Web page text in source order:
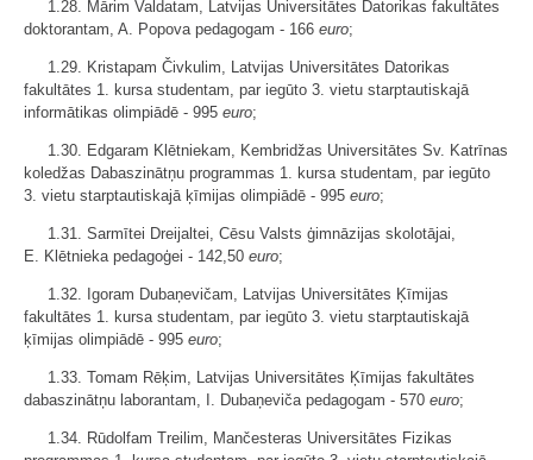
1.28. Mārim Valdatam, Latvijas Universitātes Datorikas fakultātes
doktorantam, A. Popova pedagogam - 166 euro;
1.29. Kristapam Čivkulim, Latvijas Universitātes Datorikas
fakultātes 1. kursa studentam, par iegūto 3. vietu starptautiskajā
informātikas olimpiādē - 995 euro;
1.30. Edgaram Klētniekam, Kembridžas Universitātes Sv. Katrīnas
koledžas Dabaszinātņu programmas 1. kursa studentam, par iegūto
3. vietu starptautiskajā ķīmijas olimpiādē - 995 euro;
1.31. Sarmītei Dreijaltei, Cēsu Valsts ģimnāzijas skolotājai,
E. Klētnieka pedagoģei - 142,50 euro;
1.32. Igoram Dubaņevičam, Latvijas Universitātes Ķīmijas
fakultātes 1. kursa studentam, par iegūto 3. vietu starptautiskajā
ķīmijas olimpiādē - 995 euro;
1.33. Tomam Rēķim, Latvijas Universitātes Ķīmijas fakultātes
dabaszinātņu laborantam, I. Dubaņeviča pedagogam - 570 euro;
1.34. Rūdolfam Treilim, Mančesteras Universitātes Fizikas